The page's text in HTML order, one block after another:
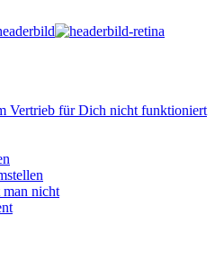
Vertrieb für Dich nicht funktioniert
nicht